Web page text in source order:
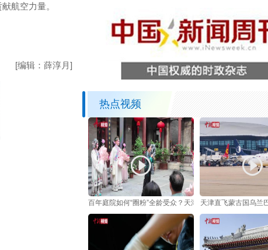
航空力量。
[编辑：薛淳月]
热点视频
百年庭院如何“圈粉”全龄受众？天津百年风貌庭院解锁非遗
天津直飞蒙古国乌兰